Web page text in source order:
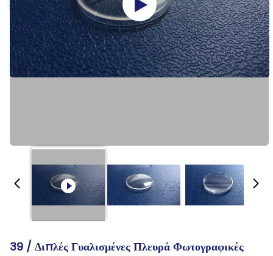
39 / Διπλές Γυαλισμένες Πλευρά Φωτογραφικές